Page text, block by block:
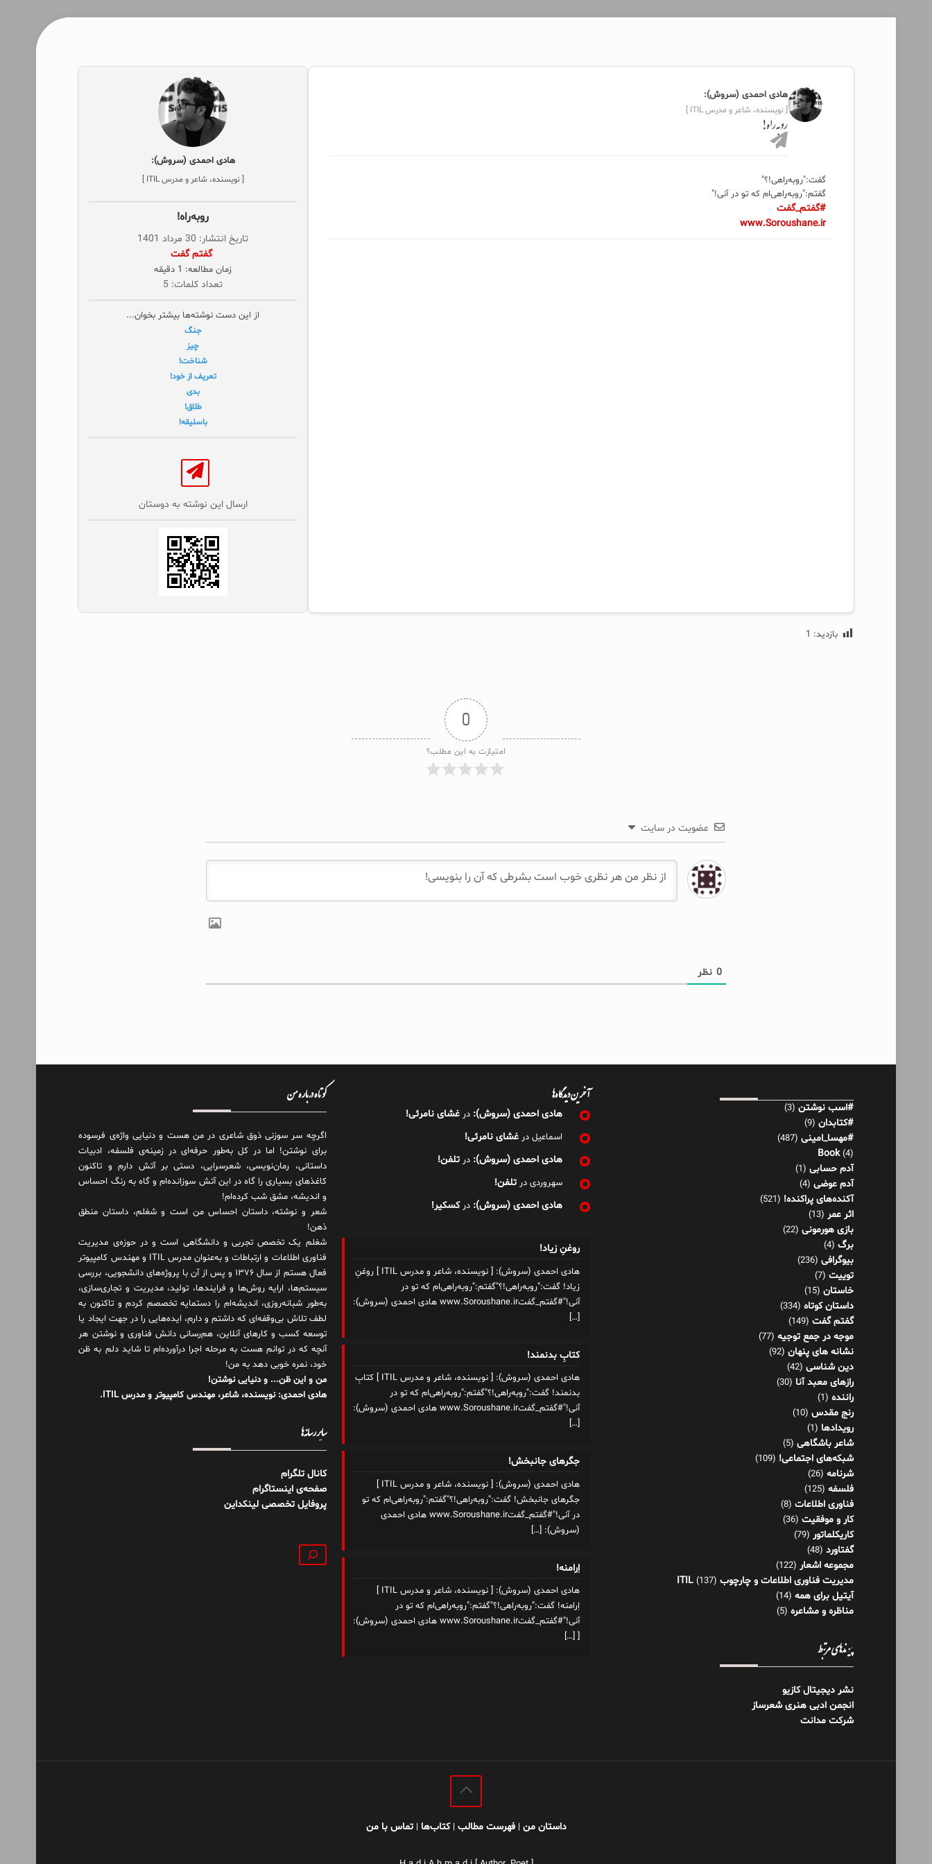
هادی احمدی (سروش):
[ نویسنده، شاعر و مدرس ITIL ]
روبه‌راه!
گفت:"روبه‌راهی!؟"
گفتم:"روبه‌راهی‌ام که تو در آنی!"
#گفتم_گفت
www.Soroushane.ir
هادی احمدی (سروش):
[ نویسنده، شاعر و مدرس ITIL ]
روبه‌راه!
تاریخ انتشار: 30 مرداد 1401
‌ گفتم گفت
زمان مطالعه: 1 دقیقه
تعداد کلمات: 5
از این دست نوشته‌ها بیشتر بخوان...
جنگ
چیز
شناخت!
تعریف از خود!
بدی
طلاق!
باسلیقه!
ارسال این نوشته به دوستان‌
بازدید: 1
0
امتیازت به این مطلب؟
عضویت در سایت
0نظر
#اسب نوشتن (3)
#کتابدان (9)
#مهسا_امینی (487)
Book(4)
آدم حسابی (1)
آدم عوضی (4)
آکنده‌های پراکنده! (521)
اثر عمر (13)
بازی هورمونی (22)
برگ (4)
بیوگرافی (236)
توییت (7)
خاستان (15)
داستان کوتاه (334)
گفتم گفت (149)
موجه در جمع توجیه (77)
نشانه های پنهان (92)
دین شناسی (42)
رازهای معبد آنا (30)
راننده (1)
رنج مقدس (10)
رویدادها (1)
شاعر باشگاهی (5)
شبکه‌های اجتماعی! (109)
شرنامه (26)
فلسفه (125)
فناوری اطلاعات (8)
کار و موفقیت (36)
کاریکلماتور (79)
گفتاورد (48)
مجموعه اشعار (122)
مدیریت فناوری اطلاعات و چارچوب ITIL (137)
آیتیل برای همه (14)
مناظره و مشاعره (5)
پیوندهای مرتبط
نشر دیجیتال کازیو
انجمن ادبی هنری شعرساز
شرکت مدانت
آخرین دیدگاه‌ها
هادی احمدی (سروش): درغشای نامرئی!
اسماعیل درغشای نامرئی!
هادی احمدی (سروش): درتلفن!
سهروردی درتلفن!
هادی احمدی (سروش): درکسکیر!
روغنِ زیاد!
هادی احمدی (سروش): [ نویسنده، شاعر و مدرس ITIL ] روغنِ
زیاد! گفت:"روبه‌راهی!؟"گفتم:"روبه‌راهی‌ام که تو در
آنی!"#گفتم_گفتwww.Soroushane.ir هادی احمدی (سروش):
[…]
کتابِ بدنمند!
هادی احمدی (سروش): [ نویسنده، شاعر و مدرس ITIL ] کتابِ
بدنمند! گفت:"روبه‌راهی!؟"گفتم:"روبه‌راهی‌ام که تو در
آنی!"#گفتم_گفتwww.Soroushane.ir هادی احمدی (سروش):
[…]
جگرهای جانبخش!
هادی احمدی (سروش): [ نویسنده، شاعر و مدرس ITIL ]
جگرهای جانبخش! گفت:"روبه‌راهی!؟"گفتم:"روبه‌راهی‌ام که تو
در آنی!"#گفتم_گفتwww.Soroushane.ir هادی احمدی
(سروش): […]
اِرامنه!
هادی احمدی (سروش): [ نویسنده، شاعر و مدرس ITIL ]
اِرامنه! گفت:"روبه‌راهی!؟"گفتم:"روبه‌راهی‌ام که تو در
آنی!"#گفتم_گفتwww.Soroushane.ir هادی احمدی (سروش):
[
[…]
کوتاه درباره من
اگرچه سر سوزنی ذوق شاعری در من هست و دنیایی واژه‌‌ی فرسوده
برای نوشتن! اما در کل به‌طور حرفه‌ای در زمینه‌ی فلسفه، ادبیات
داستانی، رمان‌نویسی، شعرسرایی، دستی بر آتش دارم و تاکنون
کاغذهای بسیاری را گاه در این آتش سوزانده‌ام و گاه به رنگ احساس
و اندیشه، مشق شب کرده‌ام!
شعر و نوشته، داستان احساس من است و شغلم، داستان منطق
ذهن!
شغلم یک تخصص تجربی و دانشگاهی است و در حوزه‌ی مدیریت
فناوری اطلاعات و ارتباطات و به‌عنوان مدرس ITIL و مهندس کامپیوتر
فعال هستم از سال ۱۳۷۶ و پس از آن با پروژه‌های دانشجویی، بررسی
سیستم‌ها، ارایه روش‌ها و فرایندها، تولید، مدیریت و تجاری‌سازی،
به‌طور شبانه‌روزی، اندیشه‌ام را دستمایه تخصصم کردم و تاکنون به
لطف تلاش بی‌وقفه‌ای که داشتم و دارم، اید‌ه‌هایی را در جهت ایجاد یا
توسعه کسب و کارهای آنلاین، هم‌رسانی دانش فناوری و نوشتن هر
آنچه که در توانم هست به مرحله اجرا درآورده‌ام تا شاید دلم به ظن
خود، نمره خوبی دهد به من!
من و این ظن... و دنیایی نوشتن!
هادی احمدی: نویسنده، شاعر، مهندس کامپیوتر و مدرس ITIL.
سایر رسانه‌ها
کانال تلگرام
صفحه‌ی اینستاگرام
پروفایل تخصصی لینکداین
جستجو
داستان من |فهرست مطالب |کتاب‌ها |تماس با من